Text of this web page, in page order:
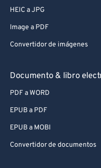
HEIC a JPG
Image a PDF
Convertidor de imágenes
Documento & libro
PDF a WORD
EPUB a PDF
EPUB a MOBI
Convertidor de documentos